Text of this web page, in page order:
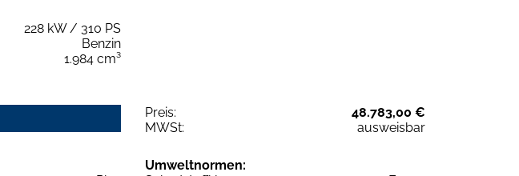
228 kW / 310 PS
Benzin
1.984 cm³
Preis:
48.783,00 €
MWSt:
ausweisbar
Umweltnormen: